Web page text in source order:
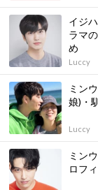
イジ
ラマ
め
Luccy
ミン
娘)・
Luccy
ミン
ロフ